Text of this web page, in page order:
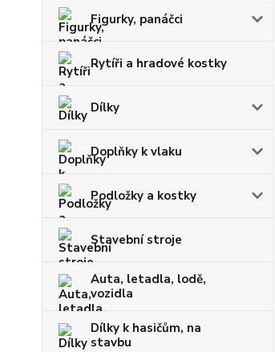
Figurky, panáčci
Rytíři a hradové kostky
Dílky
Doplňky k vlaku
Podložky a kostky
Stavební stroje
Auta, letadla, lodě,
vozidla
Dílky k hasičům, na
stavbu